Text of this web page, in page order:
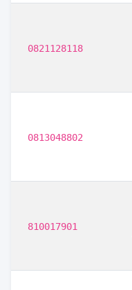
0821128118
0813048802
810017901